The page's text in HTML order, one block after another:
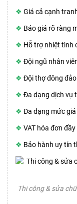
❖ Giá cả cạnh
❖ Báo giá rõ ràng
❖ Hỗ trợ nhiệt tình
❖ Đội ngũ nhân
❖ Đội thợ đông
❖ Đa dạng dịch vụ
❖ Đa dạng mức
❖ VAT hóa đơn
❖ Bảo hành uy tín
Thi công & sửa